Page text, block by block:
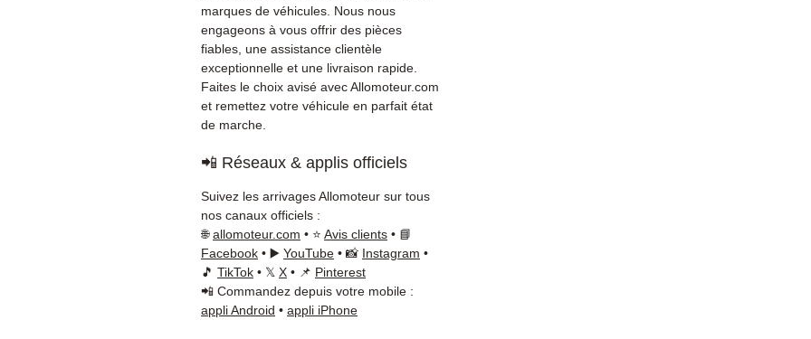
marques de véhicules. Nous nous
engageons à vous offrir des pièces
fiables, une assistance clientèle
exceptionnelle et une livraison rapide.
Faites le choix avisé avec Allomoteur.com
et remettez votre véhicule en parfait état
de marche.
📲 Réseaux & applis officiels
Suivez les arrivages Allomoteur sur tous
nos canaux officiels :
🌐allomoteur.com • ⭐ Avis clients • 📘
Facebook • ▶️ YouTube • 📸 Instagram •
🎵 TikTok • 𝕏 X • 📌 Pinterest
📲 Commandez depuis votre mobile :
appli Android • appli iPhone